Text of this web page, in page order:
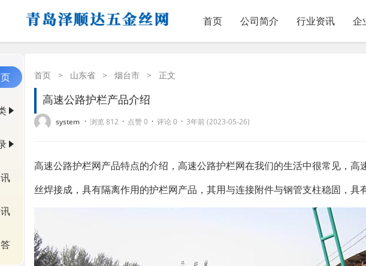
首页 公司简介 行业资讯 企
首页 > 山东省 > 烟台市 > 正文
高速公路护栏产品介绍
system · 浏览 812 · 点赞 0 · 评论 0 · 3年前 (2023-05-26)
高速公路护栏网产品特点的介绍，高速公路护栏网在我们的生活中很常见，
丝焊接成，具有隔离作用的护栏网产品，其用与连接附件与钢管支柱稳固，具